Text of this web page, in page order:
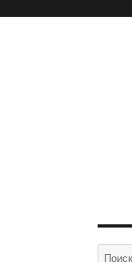
Искать: